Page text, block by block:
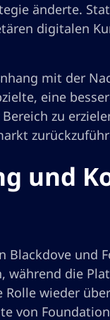
änderte.
digitalen
mit der
eine
zu
und
und
während die
wieder
von